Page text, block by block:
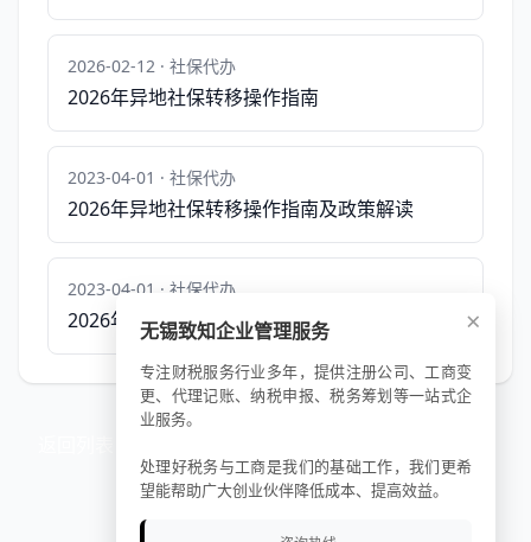
2026-02-12 · 社保代办
2026年异地社保转移操作指南
2023-04-01 · 社保代办
2026年异地社保转移操作指南及政策解读
2023-04-01 · 社保代办
2026年异地社保转移申请材料准备指南 ×
无锡致知企业管理服务
专注财税服务行业多年，提供注册公司、工商变
更、代理记账、纳税申报、税务筹划等一站式企
业服务。
处理好税务与工商是我们的基础工作，我们更希
望能帮助广大创业伙伴降低成本、提高效益。